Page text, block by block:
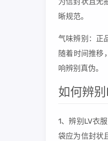
晰规范。
气味辨别：正
随着时间推移
响辨别真伪。
如何辨
1、辨别LV衣
袋应为信封状